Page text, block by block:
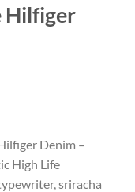
Hilfiger
Denim –
High Life
sriracha